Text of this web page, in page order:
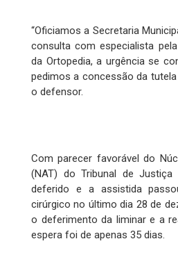
“Oficiamos a Secretaria
consulta com especialista
da Ortopedia, a urgência se
pedimos a concessão da tutela
o defensor.
Com parecer favorável do
(NAT) do Tribunal de
deferido e a assistida
cirúrgico no último dia 28 de
o deferimento da liminar e a
espera foi de apenas 35 dias.